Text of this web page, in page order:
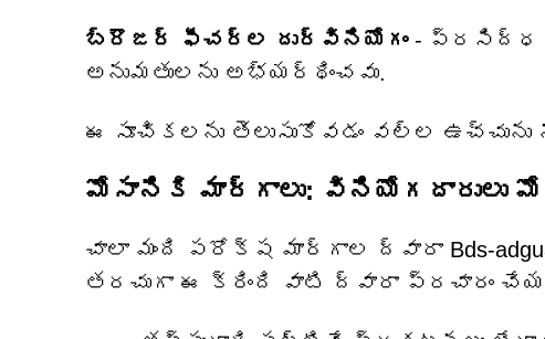
బ్రౌజర్ ఫీచర్ల దుర్వినియోగం- ప్రసిద్ధ
అనుమతులను అభ్యర్థించవు.
ఈ సూచికలను తెలుసుకోవడం వల్ల ఉచ్చును
మోసానికి మార్గాలు: వినియోగదారులు
చాలా మంది పరోక్ష మార్గాల ద్వారా Bds-
తరచుగా ఈ క్రింది వాటి ద్వారా ప్రచారం